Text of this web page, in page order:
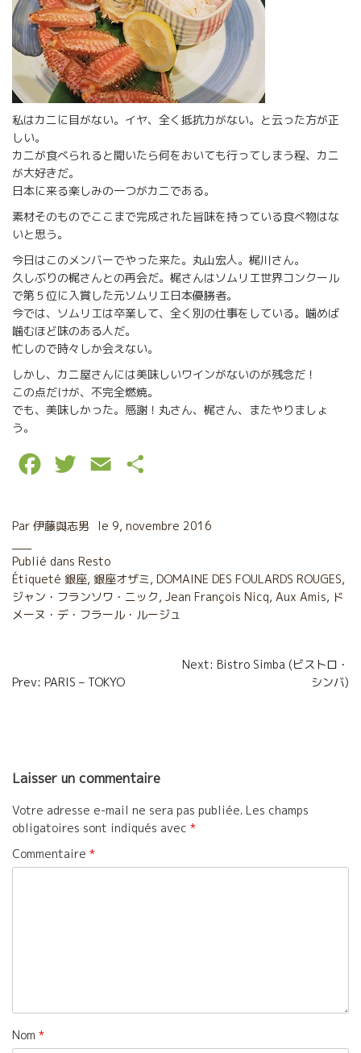
私はカニに目がない。イヤ、全く抵抗力がない。と云った方が正
しい。
カニが食べられると聞いたら何をおいても行ってしまう程、カニ
が大好きだ。
日本に来る楽しみの一つがカニである。
素材そのものでここまで完成された旨味を持っている食べ物はな
いと思う。
今日はこのメンバーでやった来た。丸山宏人。梶川さん。
久しぶりの梶さんとの再会だ。梶さんはソムリエ世界コンクール
で第５位に入賞した元ソムリエ日本優勝者。
今では、ソムリエは卒業して、全く別の仕事をしている。噛めば
噛むほど味のある人だ。
忙しので時々しか会えない。
しかし、カニ屋さんには美味しいワインがないのが残念だ！
この点だけが、不完全燃焼。
でも、美味しかった。感謝！丸さん、梶さん、またやりましょ
う。
c
b
i
t
e
a
l
r
a
Par 伊藤與志男 le 9, novembre 2016
Publié dans Resto
Étiqueté 銀座, 銀座オザミ, DOMAINE DES FOULARDS ROUGES,
ジャン・フランソワ・ニック, Jean François Nicq, Aux Amis, ド
メーヌ・デ・フラール・ルージュ
de
Prev: PARIS – TOKYO
Next: Bistro Simba (ビストロ・
シンバ)
Laisser un commentaire
Votre adresse e-mail ne sera pas publiée. Les champs
obligatoires sont indiqués avec *
Commentaire *
Nom *